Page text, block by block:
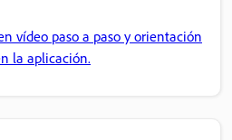
vídeo paso a paso y orientación
la aplicación.